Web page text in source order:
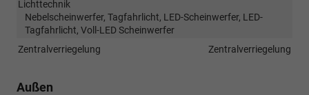
Lichttechnik
Nebelscheinwerfer, Tagfahrlicht, LED-Scheinwerfer, LED-
Tagfahrlicht, Voll-LED Scheinwerfer
Zentralverriegelung
Zentralverriegelung
Außen